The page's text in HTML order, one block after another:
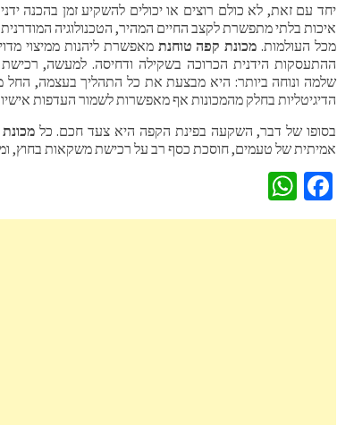
יחד עם זאת, לא כולם רוצים או יכולים להשקיע זמן בהכנה
איכות בלתי מתפשרת לקצב החיים המהיר, הטכנולוגיה
מכל העולמות. מכונת קפה טוחנת מאפשרת ליהנות ממיצוי
ההתעסקות הידנית הכרוכה בשקילה ודחיסה. למעשה,
שלמה ונוחה ביותר: היא מבצעת את כל התהליך בעצמה, החל
הדיגיטליות בחלק מהמכונות אף מאפשרות לשמור העדפות
בסופו של דבר, השקעה בפינת הקפה היא צעד חכם. כל
אמיתית של טעמים, חוסכת כסף רב על רכישת משקאות בחוץ,
Facebook